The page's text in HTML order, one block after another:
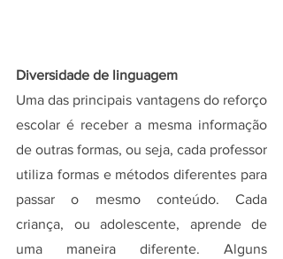
Diversidade de linguagem
Uma das principais vantagens do reforço
escolar é receber a mesma informação
de outras formas, ou seja, cada professor
utiliza formas e métodos diferentes para
passar o mesmo conteúdo. Cada
criança, ou adolescente, aprende de
uma maneira diferente. Alguns